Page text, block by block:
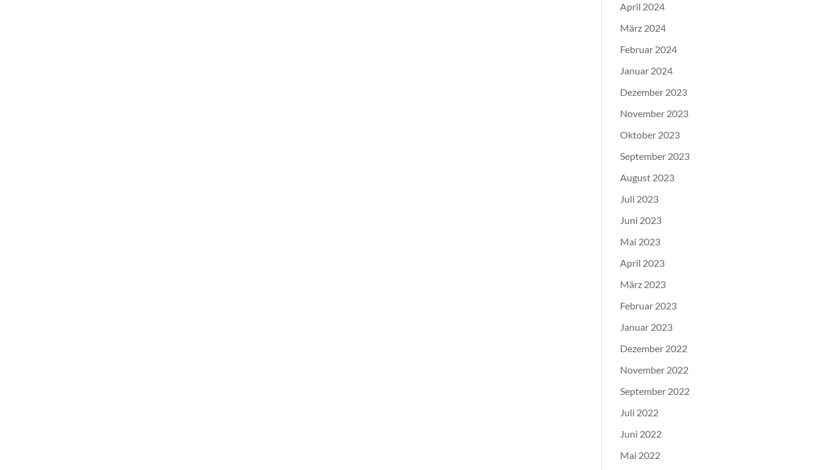
April 2024
März 2024
Februar 2024
Januar 2024
Dezember 2023
November 2023
Oktober 2023
September 2023
August 2023
Juli 2023
Juni 2023
Mai 2023
April 2023
März 2023
Februar 2023
Januar 2023
Dezember 2022
November 2022
September 2022
Juli 2022
Juni 2022
Mai 2022